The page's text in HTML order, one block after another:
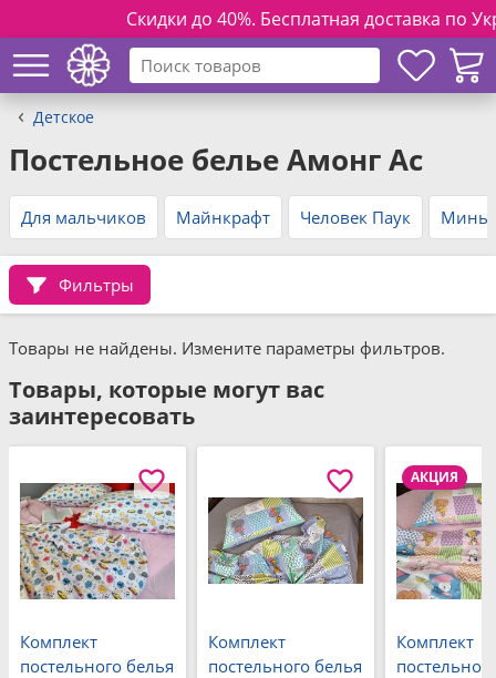
Скидки до 40%. Бесплатная доставка по
Детское
Постельное белье Амонг Ас
Для мальчиков Майнкрафт Человек Паук
Фильтры
Товары не найдены. Измените параметры фильтров.
Товары, которые могут вас
заинтересовать
Комплект
постельного белья
Комплект
постельного белья
АКЦИЯ
Комплект